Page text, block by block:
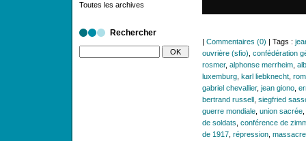
Toutes les archives
Rechercher
| Commentaires (0) | Tags :
ouvrière (sfio) confédération
rosmer, alphonse merrheim,
luxemburg, karl liebknecht,
gabriel chevallier, jean giono,
bertrand russell, siegfried
guerre mondiale, union sacrée,
de soldats conférence de
de 1917, répression, massacre